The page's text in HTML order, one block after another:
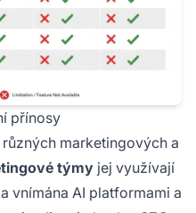
přínosy
marketingových a
týmy jej využívají
vnímána AI platformami a